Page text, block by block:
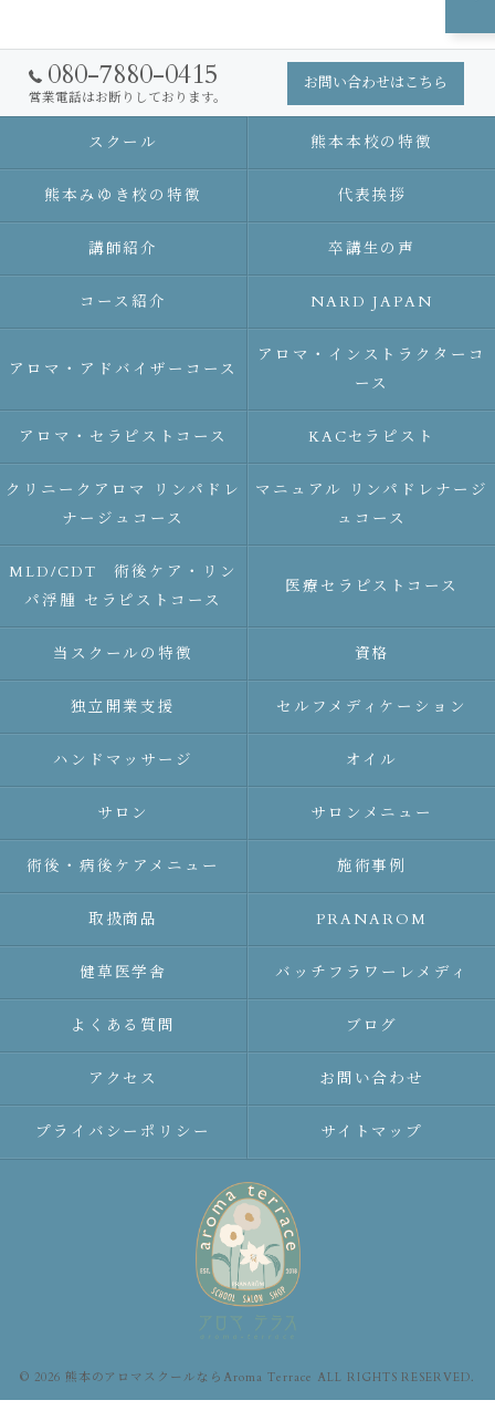
080-7880-0415
営業電話はお断りしております。
お問い合わせはこちら
スクール 熊本本校の特徴
熊本みゆき校の特徴 代表挨拶
講師紹介 卒講生の声
コース紹介 NARD JAPAN
アロマ・アドバイザーコース
アロマ・インストラクターコ
ース
アロマ・セラピストコース KACセラピスト
クリニークアロマ リンパドレ
ナージュコース
マニュアル リンパドレナージ
ュコース
MLD/CDT 術後ケア・リン
パ浮腫 セラピストコース
医療セラピストコース
当スクールの特徴 資格
独立開業支援 セルフメディケーション
ハンドマッサージ オイル
サロン サロンメニュー
術後・病後ケアメニュー 施術事例
取扱商品 PRANAROM
健草医学舎 バッチフラワーレメディ
よくある質問 ブログ
アクセス お問い合わせ
プライバシーポリシー サイトマップ
© 2026 熊本のアロマスクールならAroma Terrace ALL RIGHTS RESERVED.